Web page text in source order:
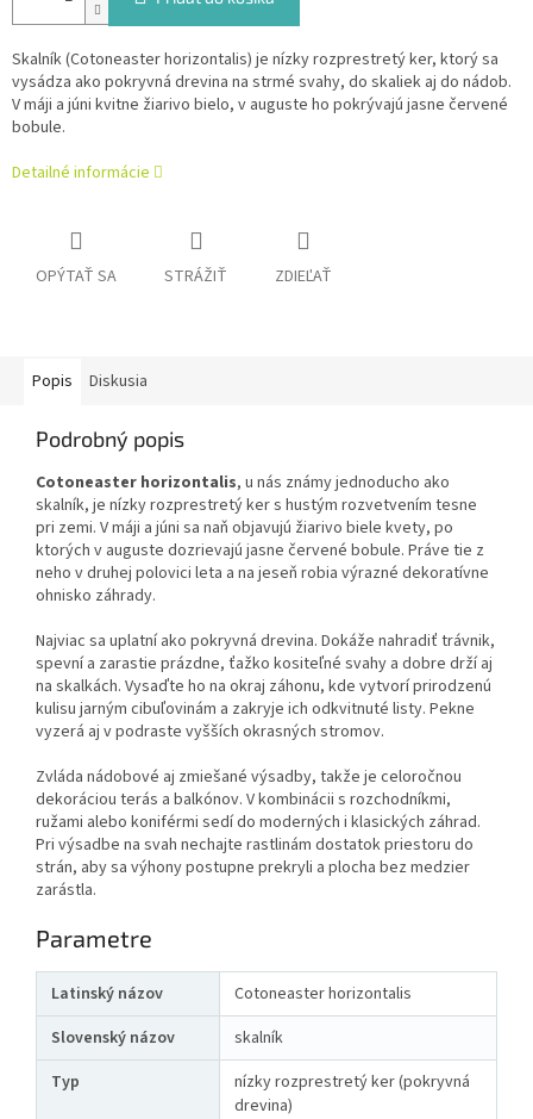
Skalník (Cotoneaster horizontalis) je nízky rozprestretý ker, ktorý sa
vysádza ako pokryvná drevina na strmé svahy, do skaliek aj do nádob.
V máji a júni kvitne žiarivo bielo, v auguste ho pokrývajú jasne červené
bobule.
Detailné informácie
OPÝTAŤ SA STRÁŽIŤ ZDIEĽAŤ
Popis Diskusia
Podrobný popis
Cotoneaster horizontalis, u nás známy jednoducho ako
skalník, je nízky rozprestretý ker s hustým rozvetvením tesne
pri zemi. V máji a júni sa naň objavujú žiarivo biele kvety, po
ktorých v auguste dozrievajú jasne červené bobule. Práve tie z
neho v druhej polovici leta a na jeseň robia výrazné dekoratívne
ohnisko záhrady.
Najviac sa uplatní ako pokryvná drevina. Dokáže nahradiť trávnik,
spevní a zarastie prázdne, ťažko kositeľné svahy a dobre drží aj
na skalkách. Vysaďte ho na okraj záhonu, kde vytvorí prirodzenú
kulisu jarným cibuľovinám a zakryje ich odkvitnuté listy. Pekne
vyzerá aj v podraste vyšších okrasných stromov.
Zvláda nádobové aj zmiešané výsadby, takže je celoročnou
dekoráciou terás a balkónov. V kombinácii s rozchodníkmi,
ružami alebo koniférmi sedí do moderných i klasických záhrad.
Pri výsadbe na svah nechajte rastlinám dostatok priestoru do
strán, aby sa výhony postupne prekryli a plocha bez medzier
zarástla.
Parametre
Latinský názov
Cotoneaster horizontalis
Slovenský názov
skalník
Typ
nízky rozprestretý ker (pokryvná
drevina)